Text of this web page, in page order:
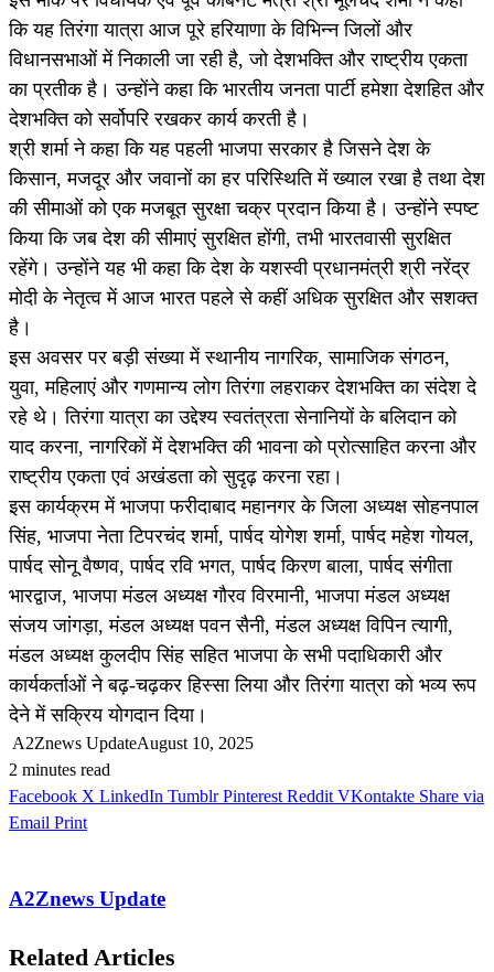
कि यह तिरंगा यात्रा आज पूरे हरियाणा के विभिन्न जिलों और
विधानसभाओं में निकाली जा रही है, जो देशभक्ति और राष्ट्रीय एकता
का प्रतीक है। उन्होंने कहा कि भारतीय जनता पार्टी हमेशा देशहित और
देशभक्ति को सर्वोपरि रखकर कार्य करती है।
श्री शर्मा ने कहा कि यह पहली भाजपा सरकार है जिसने देश के
किसान, मजदूर और जवानों का हर परिस्थिति में ख्याल रखा है तथा देश
की सीमाओं को एक मजबूत सुरक्षा चक्र प्रदान किया है। उन्होंने स्पष्ट
किया कि जब देश की सीमाएं सुरक्षित होंगी, तभी भारतवासी सुरक्षित
रहेंगे। उन्होंने यह भी कहा कि देश के यशस्वी प्रधानमंत्री श्री नरेंद्र
मोदी के नेतृत्व में आज भारत पहले से कहीं अधिक सुरक्षित और सशक्त
है।
इस अवसर पर बड़ी संख्या में स्थानीय नागरिक, सामाजिक संगठन,
युवा, महिलाएं और गणमान्य लोग तिरंगा लहराकर देशभक्ति का संदेश दे
रहे थे। तिरंगा यात्रा का उद्देश्य स्वतंत्रता सेनानियों के बलिदान को
याद करना, नागरिकों में देशभक्ति की भावना को प्रोत्साहित करना और
राष्ट्रीय एकता एवं अखंडता को सुदृढ़ करना रहा।
इस कार्यक्रम में भाजपा फरीदाबाद महानगर के जिला अध्यक्ष सोहनपाल
सिंह, भाजपा नेता टिपरचंद शर्मा, पार्षद योगेश शर्मा, पार्षद महेश गोयल,
पार्षद सोनू वैष्णव, पार्षद रवि भगत, पार्षद किरण बाला, पार्षद संगीता
भारद्वाज, भाजपा मंडल अध्यक्ष गौरव विरमानी, भाजपा मंडल अध्यक्ष
संजय जांगड़ा, मंडल अध्यक्ष पवन सैनी, मंडल अध्यक्ष विपिन त्यागी,
मंडल अध्यक्ष कुलदीप सिंह सहित भाजपा के सभी पदाधिकारी और
कार्यकर्ताओं ने बढ़-चढ़कर हिस्सा लिया और तिरंगा यात्रा को भव्य रूप
देने में सक्रिय योगदान दिया।
A2Znews UpdateAugust 10, 2025
2 minutes read
Facebook X LinkedIn Tumblr Pinterest Reddit VKontakte Share via
Email Print
A2Znews Update
Related Articles